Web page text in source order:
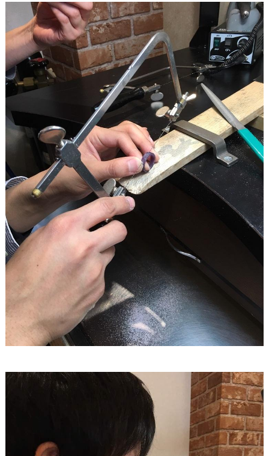
花
#
卒
#
ウ
ェ
ル
カ
ム
ス
ペ
ー
ウ
エ
デ
グ